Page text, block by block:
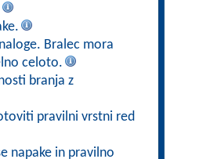
Bralec mora
celoto.
branja z
pravilni vrstni red
napake in pravilno